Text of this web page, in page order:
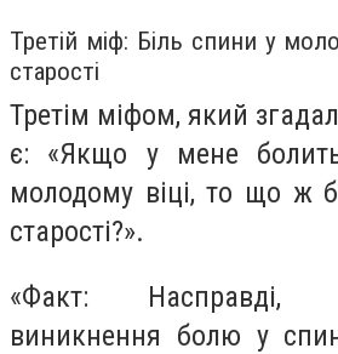
Третій міф: Біль спини у
старості
Третім міфом, який
є: «Якщо у мене
молодому віці, то що ж
старості?».
«Факт: Насправді,
виникнення болю у